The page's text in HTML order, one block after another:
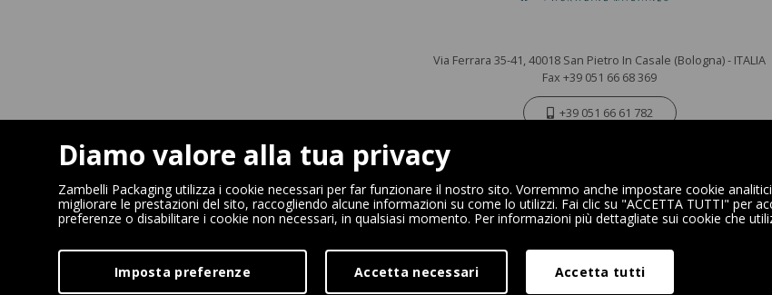
Via Ferrara 35-41, 40018 San Pietro In Casale (Bologna) - ITALIA
Fax +39 051 66 68 369
+39 051 66 61 782
Digital Marketing
Diamo valore alla tua privacy
Zambelli Packaging utilizza i cookie necessari per far funzionare il nostro sito. Vorremmo anche impostare cookie
migliorare le prestazioni del sito, raccogliendo alcune informazioni su come lo utilizzi. Fai clic su "ACCETTA TUTTI" per
preferenze o disabilitare i cookie non necessari, in qualsiasi momento. Per informazioni più dettagliate sui cookie che
Imposta preferenze Accetta necessari Accetta tutti